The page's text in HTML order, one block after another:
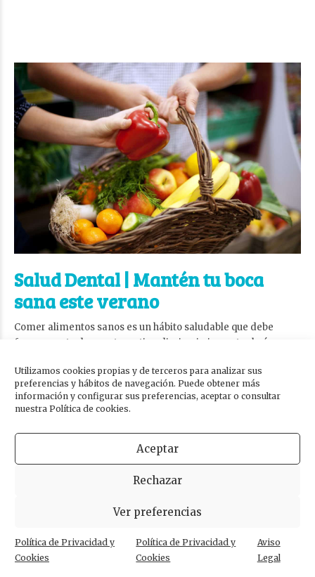
Utilizamos cookies propias y de terceros para analizar sus
preferencias y hábitos de navegación. Puede obtener más
información y configurar sus preferencias, aceptar o consultar
nuestra Política de cookies.
Aceptar
Rechazar
Ver preferencias
Política de Privacidad y
Cookies
Política de Privacidad y
Cookies
Aviso
Legal
Salud Dental | Mantén tu boca
sana este verano
Comer alimentos sanos es un hábito saludable que debe
formar parte de nuestra rutina diaria, sin importar la época
las cosas que comes si quieresmantener tu boca sana
libre decaries y en óptimas condiciones.
verano, los cuales no solamente nos aportan una buena salud
sino también una buenasalud dental
traemos para ti una lista con algunos de estos alimentos. No
dejes de leer hasta el final y comienza a incorporar hoy
SEGUIR LEYENDO